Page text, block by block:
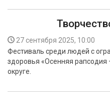
27 сентября 2025, 10:00
Фестиваль среди людей с
здоровья «Осенняя
округе.